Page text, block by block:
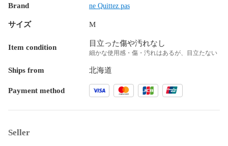
Brand ne Quittez pas
サイズ M
Item condition 目立った傷や汚れなし
細かな使用感・傷・汚れはあるが、目立たない
Ships from 北海道
Payment method
Seller